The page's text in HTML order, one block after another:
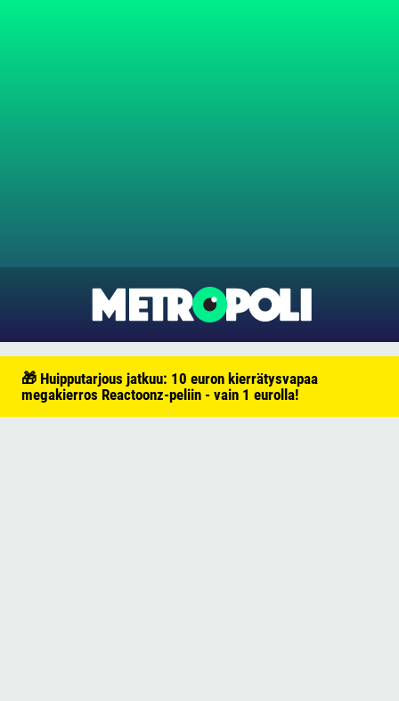
🎁 Huipputarjous jatkuu: 10 euron kierrätysvapaa
megakierros Reactoonz-peliin - vain 1 eurolla!